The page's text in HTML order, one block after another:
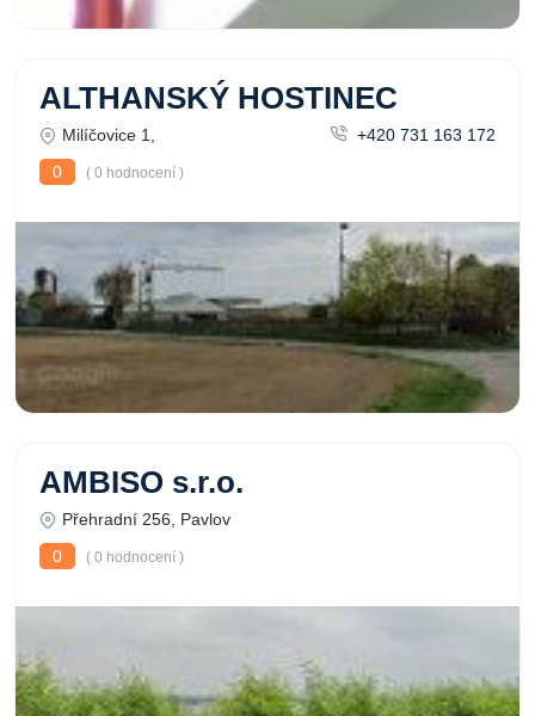
ALTHANSKÝ HOSTINEC
Milíčovice 1,
+420 731 163 172
0
( 0 hodnocení )
AMBISO s.r.o.
Přehradní 256, Pavlov
0
( 0 hodnocení )